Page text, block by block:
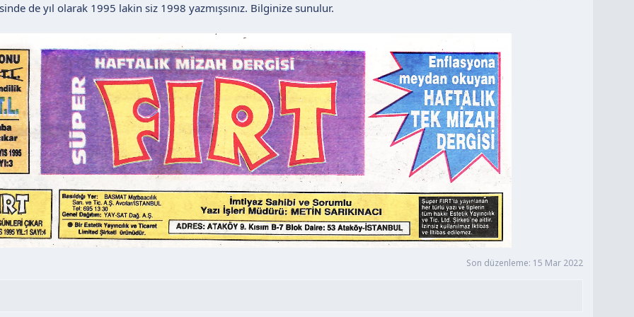
de yıl olarak 1995 lakin siz 1998 yazmışsınız. Bilginize sunulur.
Son düzenleme: 15 Mar 2022